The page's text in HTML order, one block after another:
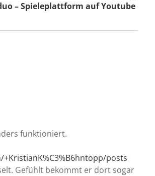
– Spieleplattform auf Youtube
funktioniert.
posts
Gefühlt bekommt er dort sogar